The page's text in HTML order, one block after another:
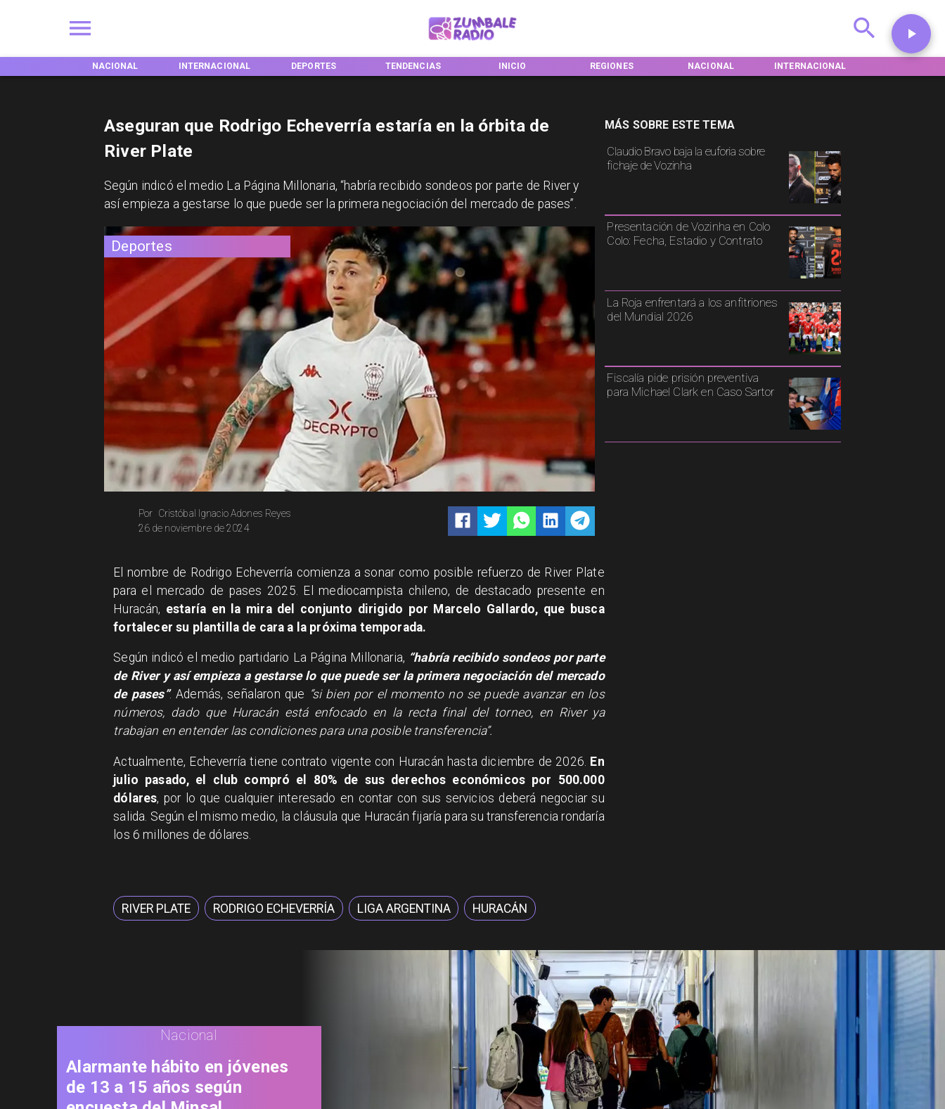
INTERNACIONAL DEPORTES TENDENCIAS INICIO REGIONES NACIONAL INTERNACIONAL DEPORTES
Deportes
Cristóbal Ignacio Adones Reyes
Por
26 de noviembre de 2024
Claudio Bravo baja la euforia sobre
fichaje de Vozinha
Presentación de Vozinha en Colo
Colo: Fecha, Estadio y Contrato
La Roja enfrentará a los anfitriones
del Mundial 2026
Fiscalía pide prisión preventiva
para Michael Clark en Caso Sartor
MÁS SOBRE ESTE TEMA
Aseguran que Rodrigo Echeverría estaría en la órbita de
River Plate
​Según indicó el medio La Página Millonaria, “habría recibido sondeos por parte de River y
así empieza a gestarse lo que puede ser la primera negociación del mercado de pases”.
El nombre de Rodrigo Echeverría comienza a sonar como posible refuerzo de River Plate
para el mercado de pases 2025. El mediocampista chileno, de destacado presente en
Huracán, estaría en la mira del conjunto dirigido por Marcelo Gallardo, que busca
fortalecer su plantilla de cara a la próxima temporada.
Según indicó el medio partidario La Página Millonaria, “habría recibido sondeos por parte
de River y así empieza a gestarse lo que puede ser la primera negociación del mercado
de pases”. Además, señalaron que “si bien por el momento no se puede avanzar en los
números, dado que Huracán está enfocado en la recta final del torneo, en River ya
trabajan en entender las condiciones para una posible transferencia”.
Actualmente, Echeverría tiene contrato vigente con Huracán hasta diciembre de 2026. En
julio pasado, el club compró el 80% de sus derechos económicos por 500.000
dólares, por lo que cualquier interesado en contar con sus servicios deberá negociar su
salida. Según el mismo medio, la cláusula que Huracán fijaría para su transferencia rondaría
los 6 millones de dólares.
RIVER PLATE RODRIGO ECHEVERRÍA LIGA ARGENTINA HURACÁN
Nacional
Alarmante hábito en jóvenes
de 13 a 15 años según